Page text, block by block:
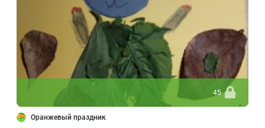
45
Оранжевый праздник